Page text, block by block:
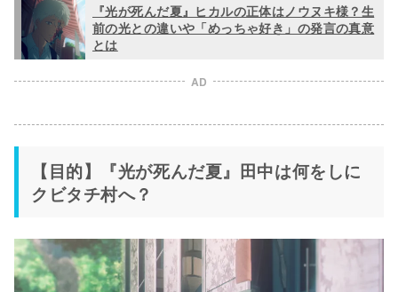
『光が死んだ夏』ヒカルの正体はノウヌキ様？生
前の光との違いや「めっちゃ好き」の発言の真意
とは
AD
【目的】『光が死んだ夏』田中は何をしに
クビタチ村へ？